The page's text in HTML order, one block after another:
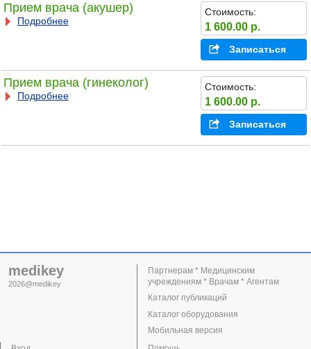
Прием врача (акушер)
Подробнее
Стоимость:
1 600.00 р.
Записаться
Прием врача (гинеколог)
Подробнее
Стоимость:
1 600.00 р.
Записаться
medikey
2026@medikey
Партнерам * Медицинским
учреждениям * Врачам * Агентам
Каталог публикаций
Каталог оборудования
Мобильная версия